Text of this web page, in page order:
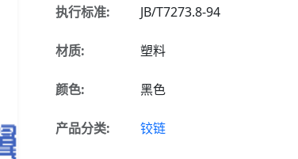
执行标准: JB/T7273.8-94
材质: 塑料
颜色: 黑色
产品分类: 铰链